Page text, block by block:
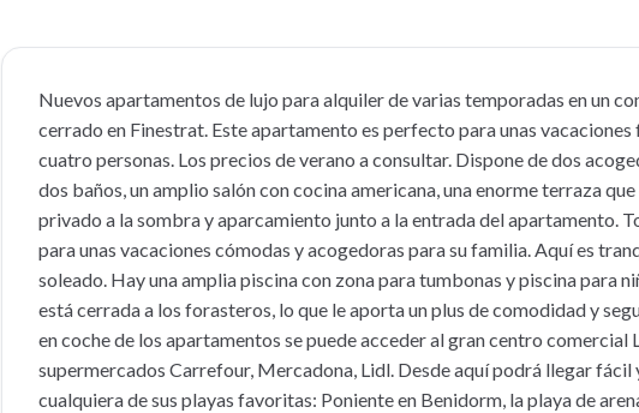
Nuevos apartamentos de lujo para alquiler de varias temporadas en un
cerrado en Finestrat. Este apartamento es perfecto para unas vacaciones
cuatro personas. Los precios de verano a consultar. Dispone de dos
dos baños, un amplio salón con cocina americana, una enorme terraza
privado a la sombra y aparcamiento junto a la entrada del apartamento.
para unas vacaciones cómodas y acogedoras para su familia. Aquí es
soleado. Hay una amplia piscina con zona para tumbonas y piscina para
está cerrada a los forasteros, lo que le aporta un plus de comodidad y
en coche de los apartamentos se puede acceder al gran centro comercial
supermercados Carrefour, Mercadona, Lidl. Desde aquí podrá llegar fácil
cualquiera de sus playas favoritas: Poniente en Benidorm, la playa de